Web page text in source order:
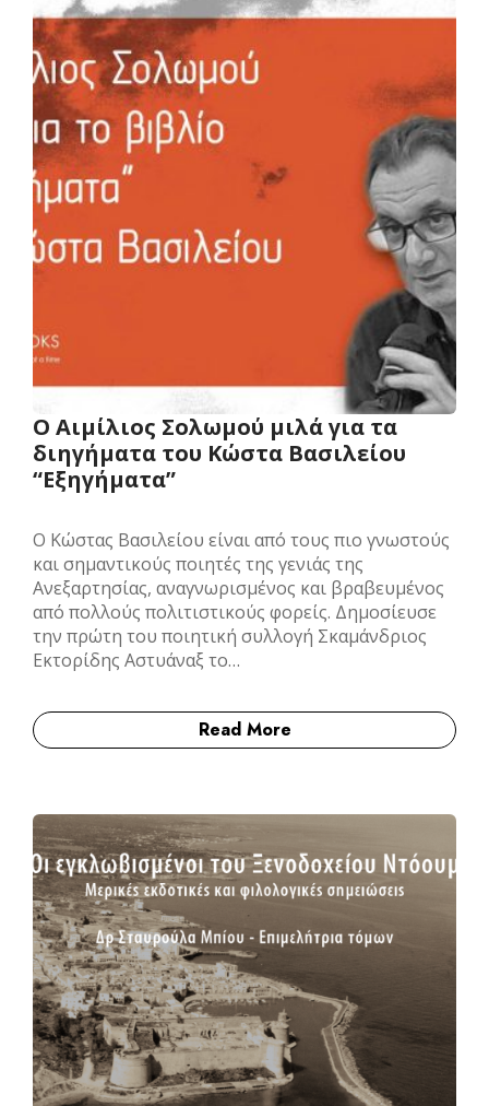
Ο Αιμίλιος Σολωμού μιλά για τα
διηγήματα του Κώστα Βασιλείου
“Εξηγήματα”
Ο Κώστας Βασιλείου είναι από τους πιο γνωστούς
και σημαντικούς ποιητές της γενιάς της
Ανεξαρτησίας, αναγνωρισμένος και βραβευμένος
από πολλούς πολιτιστικούς φορείς. Δημοσίευσε
την πρώτη του ποιητική συλλογή Σκαμάνδριος
Εκτορίδης Αστυάναξ το…
Read More